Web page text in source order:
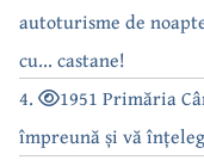
autoturisme de
cu... castane!
4.
1951 Primăria
împreună și vă